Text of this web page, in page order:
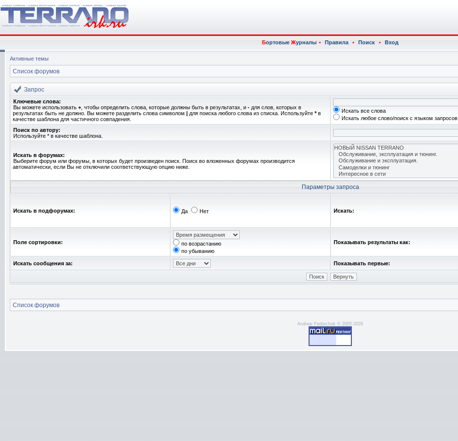
БортовыеЖурналы • Правила • Поиск • Вход
Активные темы
Список форумов
Запрос
Ключевые слова:
Вы можете использовать + , чтобы определить слова, которые должны быть в результатах, и - для слов, которых в
результатах быть не должно. Вы можете разделить слова символом | для поиска любого слова из списка. Используйте *в
качестве шаблона для частичного совпадения.
Искать все слова
Искать любое слово/поиск с языком запросов
Поиск по автору:
Используйте * в качестве шаблона.
Искать в форумах:
Выберите форум или форумы, в которых будет произведен поиск. Поиск во вложенных форумах производится
автоматически, если Вы не отключили соответствующую опцию ниже.
Параметры запроса
Искать в подфорумах: Да Нет Искать:
Поле сортировки:
по возрастанию
по убыванию
Показывать результаты как:
Искать сообщения за: Показывать первые:
Список форумов
Andrew Fedorchuk © 2005-2026